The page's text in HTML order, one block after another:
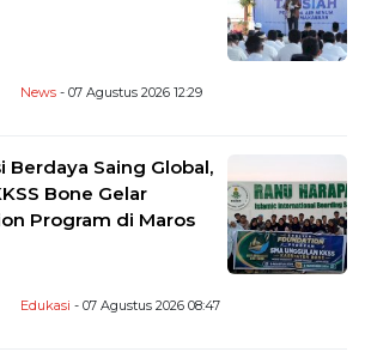
News - 07 Agustus 2026 12:29
Berdaya Saing Global,
Bone Gelar
Program di Maros
Edukasi - 07 Agustus 2026 08:47